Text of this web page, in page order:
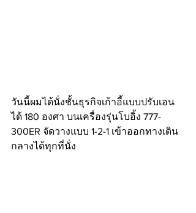
วันนี้ผมได้นั่งชั้นธุรกิจเก้าอี้แบบปรับเอน
ได้ 180 องศา บนเครื่องรุ่นโบอิ้ง 777-
300ER จัดวางแบบ 1-2-1 เข้าออกทางเดิน
กลางได้ทุกที่นั่ง